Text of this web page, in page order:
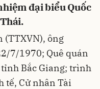
đại biểu Quốc
(TTXVN), ông
7/1970; Quê quán
tỉnh Bắc Giang; trình
tế, Cử nhân Tài